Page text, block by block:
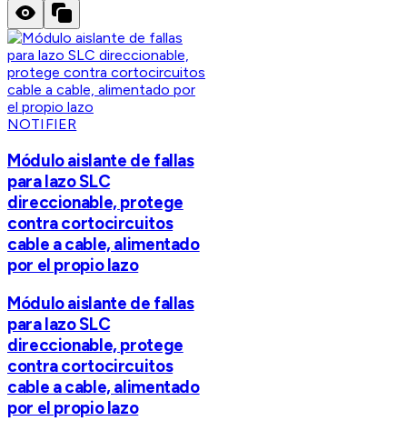
NOTIFIER
Módulo aislante de fallas
para lazo SLC
direccionable, protege
contra cortocircuitos
cable a cable, alimentado
por el propio lazo
Módulo aislante de fallas
para lazo SLC
direccionable, protege
contra cortocircuitos
cable a cable, alimentado
por el propio lazo